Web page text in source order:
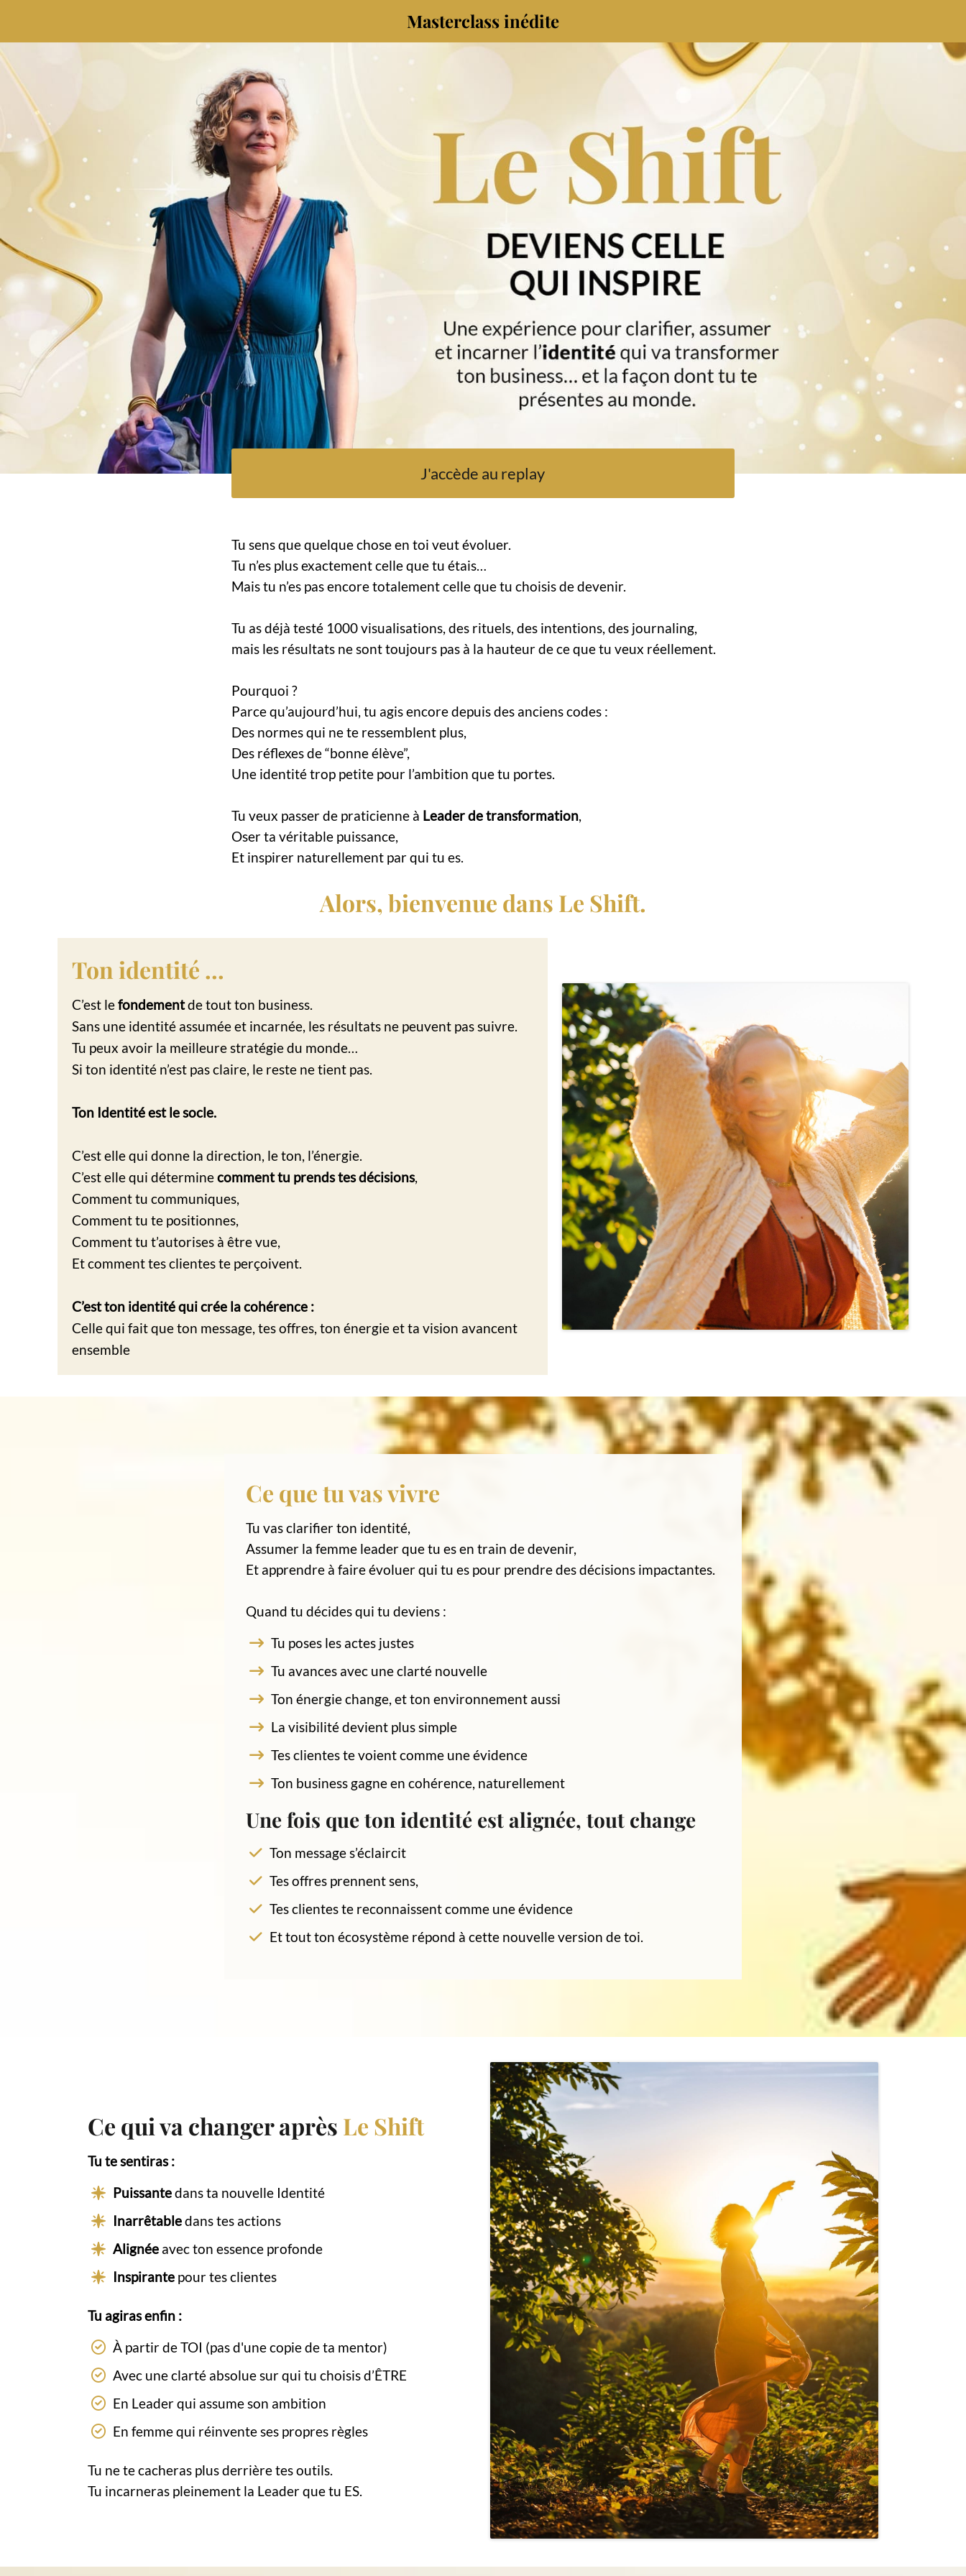
Masterclass inédite
J'accède au replay
Tu sens que quelque chose en toi veut évoluer.
Tu n’es plus exactement celle que tu étais…
Mais tu n’es pas encore totalement celle que tu choisis de devenir.
Tu as déjà testé 1000 visualisations, des rituels, des intentions, des journaling,
mais les résultats ne sont toujours pas à la hauteur de ce que tu veux réellement.
Pourquoi ?
Parce qu’aujourd’hui, tu agis encore depuis des anciens codes :
Des normes qui ne te ressemblent plus,
Des réflexes de “bonne élève”,
Une identité trop petite pour l’ambition que tu portes.
Tu veux passer de praticienne à Leader de transformation,
Oser ta véritable puissance,
Et inspirer naturellement par qui tu es.
Alors, bienvenue dans Le Shift.
Ton identité ...
C’est lefondementde tout ton business.
Sans une identité assumée et incarnée, les résultats ne peuvent pas suivre.
Tu peux avoir la meilleure stratégie du monde…
Si ton identité n’est pas claire, le reste ne tient pas.
Ton Identité est le socle.
C’est elle qui donne la direction, le ton, l’énergie.
C’est elle qui déterminecomment tu prends tes décisions,
Comment tu communiques,
Comment tu te positionnes,
Comment tu t’autorises à être vue,
Et comment tes clientes te perçoivent.
C’est ton identité qui crée la cohérence :
Celle qui fait que ton message, tes offres, ton énergie et ta vision avancent
ensemble
Ce que tu vas vivre
Tu vas clarifier ton identité,
Assumer la femme leader que tu es en train de devenir,
Et apprendre à faire évoluer qui tu es pour prendre des décisions impactantes.
Quand tu décides qui tu deviens :
Tu poses les actes justes
Tu avances avec une clarté nouvelle
Ton énergie change, et ton environnement aussi
La visibilité devient plus simple
Tes clientes te voient comme une évidence
Ton business gagne en cohérence, naturellement
Une fois que ton identité est alignée, tout change
Ton message s’éclaircit
Tes offres prennent sens,
Tes clientes te reconnaissent comme une évidence
Et tout ton écosystème répond à cette nouvelle version de toi.
Ce qui va changer après Le Shift
Tu te sentiras :
Puissantedans ta nouvelle Identité
Inarrêtabledans tes actions
Alignée avec ton essence profonde
Inspirante pour tes clientes
Tu agiras enfin :
À partir de TOI (pas d'une copie de ta mentor)
Avec une clarté absolue sur qui tu choisis d’ÊTRE
En Leader qui assume son ambition
En femme qui réinvente ses propres règles
Tu ne te cacheras plus derrière tes outils.
Tu incarneras pleinement la Leader que tu ES.